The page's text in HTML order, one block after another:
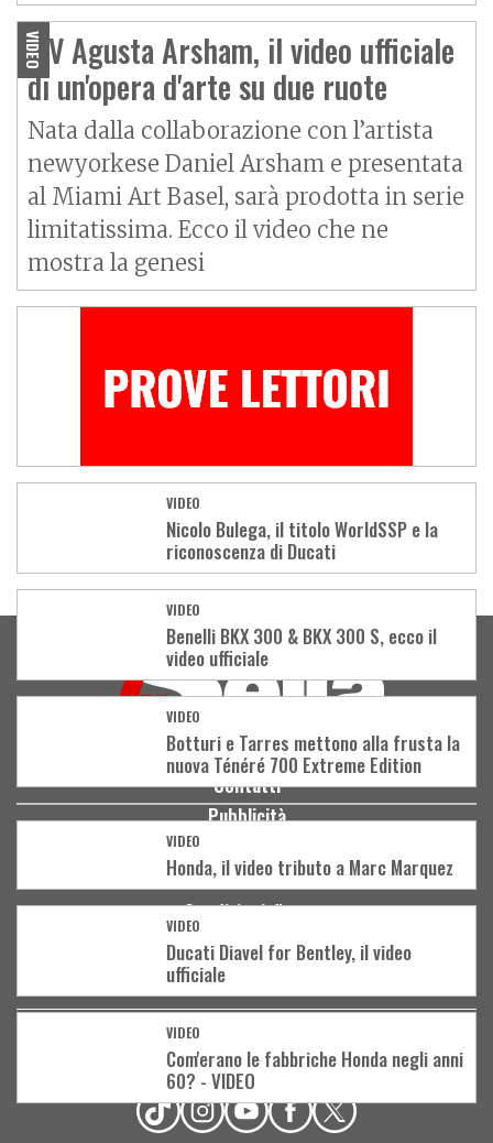
VIDEO
MV Agusta Arsham, il video ufficiale
di un'opera d'arte su due ruote
Nata dalla collaborazione con l’artista
newyorkese Daniel Arsham e presentata
al Miami Art Basel, sarà prodotta in serie
limitatissima. Ecco il video che ne
mostra la genesi
VIDEO
Nicolo Bulega, il titolo WorldSSP e la
riconoscenza di Ducati
VIDEO
Benelli BKX 300 & BKX 300 S, ecco il
video ufficiale
VIDEO
Botturi e Tarres mettono alla frusta la
nuova Ténéré 700 Extreme Edition
VIDEO
Honda, il video tributo a Marc Marquez
VIDEO
Ducati Diavel for Bentley, il video
ufficiale
VIDEO
Com'erano le fabbriche Honda negli anni
60? - VIDEO
Load
Contatti
Pubblicità
Cookies
Condizioni d'uso
Community policy
Notifiche push
ABBONATI ALLA RIVISTA